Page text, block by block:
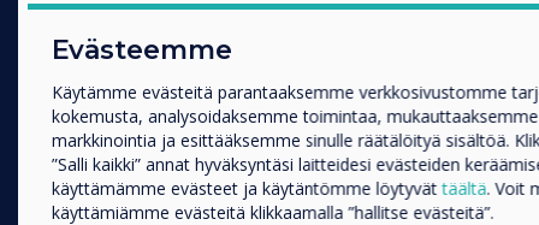
Room Booking
Unified Comms
Accessories
Collaboration
Evästeemme
Käytämme evästeitä parantaaksemme verkkosivustomme
kokemusta, analysoidaksemme toimintaa,
markkinointia ja esittääksemme sinulle räätälöityä sisältöä.
”Salli kaikki” annat hyväksyntäsi laitteidesi evästeiden
käyttämämme evästeet ja käytäntömme löytyvättäältä. Voit
käyttämiämme evästeitä klikkaamalla ”hallitse evästeitä”.
Koulutus
Muut
Yrityksen nimi